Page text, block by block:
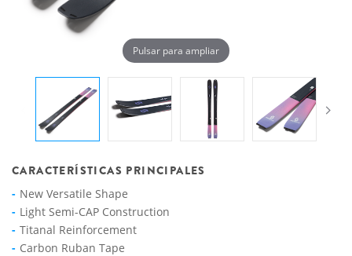
Pulsar para ampliar
CARACTERÍSTICAS PRINCIPALES
New Versatile Shape
Light Semi-CAP Construction
Titanal Reinforcement
Carbon Ruban Tape